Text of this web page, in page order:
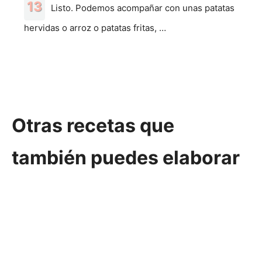
Listo. Podemos acompañar con unas patatas
hervidas o arroz o patatas fritas, …
Otras recetas que
también puedes elaborar